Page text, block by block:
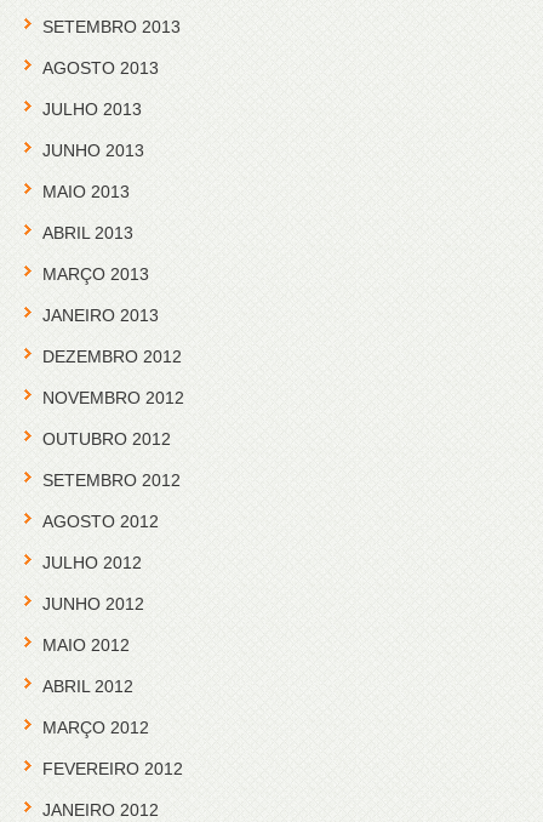
SETEMBRO 2013
AGOSTO 2013
JULHO 2013
JUNHO 2013
MAIO 2013
ABRIL 2013
MARÇO 2013
JANEIRO 2013
DEZEMBRO 2012
NOVEMBRO 2012
OUTUBRO 2012
SETEMBRO 2012
AGOSTO 2012
JULHO 2012
JUNHO 2012
MAIO 2012
ABRIL 2012
MARÇO 2012
FEVEREIRO 2012
JANEIRO 2012